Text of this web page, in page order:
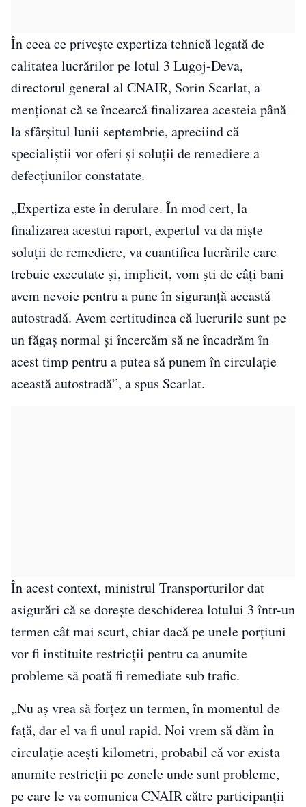
În ceea ce priveşte expertiza tehnică legată de
calitatea lucrărilor pe lotul 3 Lugoj-Deva,
directorul general al CNAIR, Sorin Scarlat, a
menţionat că se încearcă finalizarea acesteia până
la sfârşitul lunii septembrie, apreciind că
specialiştii vor oferi şi soluţii de remediere a
defecţiunilor constatate.
„Expertiza este în derulare. În mod cert, la
finalizarea acestui raport, expertul va da nişte
soluţii de remediere, va cuantifica lucrările care
trebuie executate şi, implicit, vom şti de câţi bani
avem nevoie pentru a pune în siguranţă această
autostradă. Avem certitudinea că lucrurile sunt pe
un făgaş normal şi încercăm să ne încadrăm în
acest timp pentru a putea să punem în circulaţie
această autostradă”, a spus Scarlat.
În acest context, ministrul Transporturilor dat
asigurări că se doreşte deschiderea lotului 3 într-un
termen cât mai scurt, chiar dacă pe unele porţiuni
vor fi instituite restricţii pentru ca anumite
probleme să poată fi remediate sub trafic.
„Nu aş vrea să forţez un termen, în momentul de
faţă, dar el va fi unul rapid. Noi vrem să dăm în
circulaţie aceşti kilometri, probabil că vor exista
anumite restricţii pe zonele unde sunt probleme,
pe care le va comunica CNAIR către participanţii